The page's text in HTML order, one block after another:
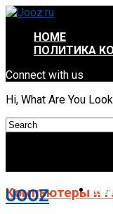
HOME
ПОЛИТИКА
Connect with us
Hi, What Are You
UOOZ
Компьютеры и